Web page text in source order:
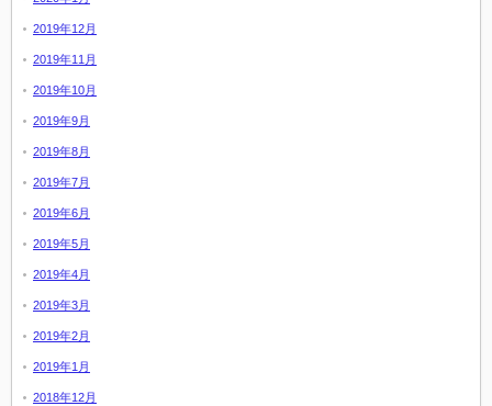
2019年12月
2019年11月
2019年10月
2019年9月
2019年8月
2019年7月
2019年6月
2019年5月
2019年4月
2019年3月
2019年2月
2019年1月
2018年12月